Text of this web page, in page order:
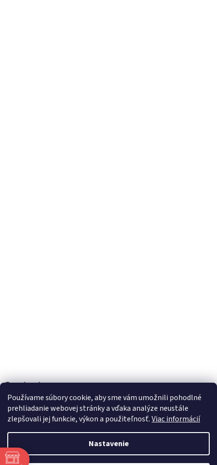
Používame súbory cookie, aby sme vám umožnili pohodlné
prehliadanie webovej stránky a vďaka analýze neustále
zlepšovali jej funkcie, výkon a použiteľnosť.Viac informácií
Nastavenie
Facebook
Vytvoril Shoptet